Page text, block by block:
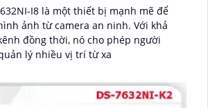
I8 là một thiết bị mạnh mẽ để
ảnh từ camera an ninh. Với khả
đồng thời, nó cho phép người
lý nhiều vị trí từ xa